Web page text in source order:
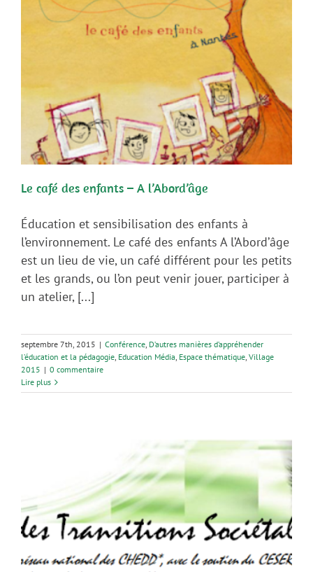
Le café des enfants – A l’Abord’âge
Éducation et sensibilisation des enfants à
l’environnement. Le café des enfants A l’Abord’âge
est un lieu de vie, un café différent pour les petits
et les grands, ou l’on peut venir jouer, participer à
un atelier, [...]
septembre 7th, 2015 | Conférence, D’autres manières d’appréhender
l’éducation et la pédagogie, Education Média, Espace thématique, Village
2015 | 0 commentaire
Lire plus